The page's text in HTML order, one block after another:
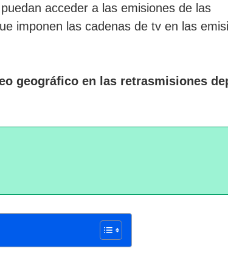
acceder a las emisiones de las
imponen las cadenas de tv en las
geográfico en las retrasmisiones